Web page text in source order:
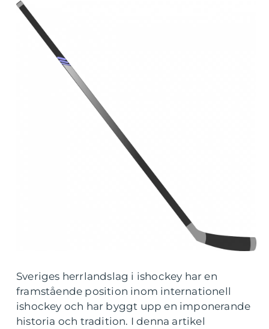
Sveriges herrlandslag i ishockey har en
framstående position inom internationell
ishockey och har byggt upp en imponerande
historia och tradition. I denna artikel